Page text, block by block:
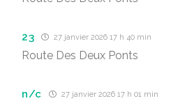
23 27 janvier 2026 17 h 40 min
Route Des Deux Ponts
n/c 27 janvier 2026 17 h 01 min